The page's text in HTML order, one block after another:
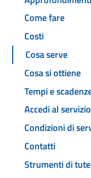
Come fare
Costi
Cosa serve
Cosa si ottiene
Tempi e
Accedi al servizio
Condizioni di
Contatti
Strumenti di